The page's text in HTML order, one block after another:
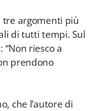
tre argomenti più
di tutti tempi. Sul
“Non riesco a
prendono
che l’autore di